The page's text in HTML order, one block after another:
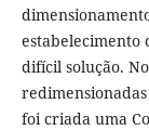
estabelecimento
difícil solução.
redimensionadas
foi criada uma